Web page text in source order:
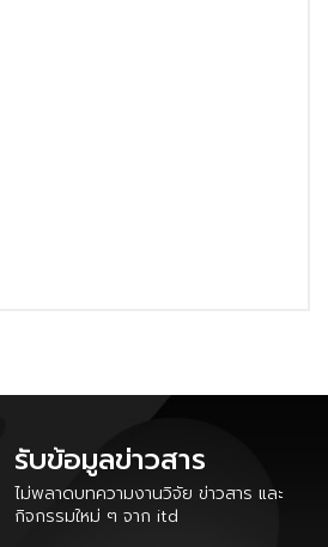
รับข้อมูลข่าวสาร
ไม่พลาดบทความงานวิจัย ข่าวสาร และ
กิจกรรมใหม่ ๆ จาก itd